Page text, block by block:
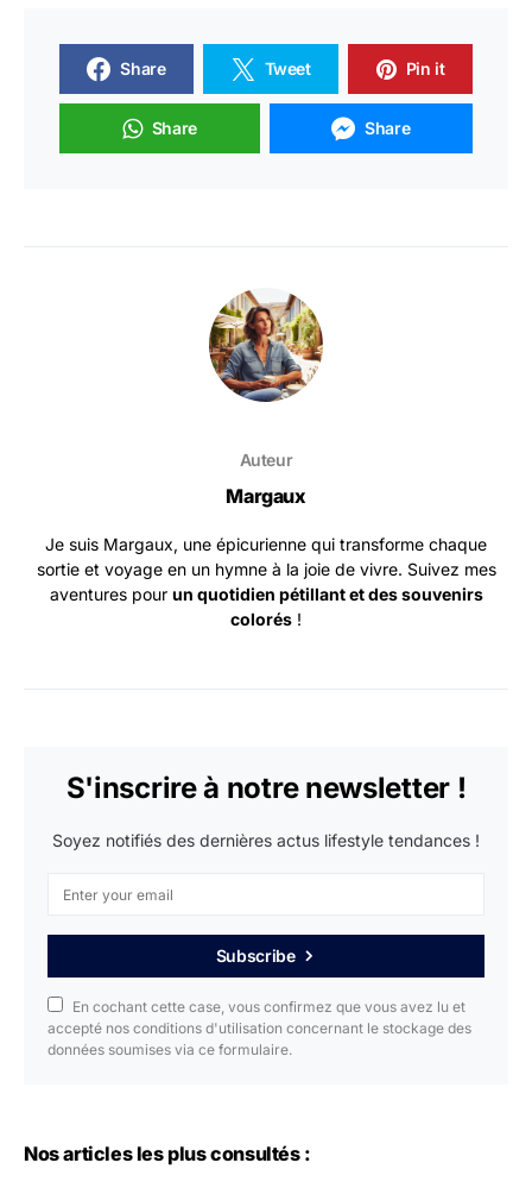
Share Tweet Pin it
Share Share
Auteur
Margaux
Je suis Margaux, une épicurienne qui transforme chaque
sortie et voyage en un hymne à la joie de vivre. Suivez mes
aventures pour un quotidien pétillant et des souvenirs
colorés !
S'inscrire à notre newsletter !
Soyez notifiés des dernières actus lifestyle tendances !
Subscribe
En cochant cette case, vous confirmez que vous avez lu et
accepté nos conditions d'utilisation concernant le stockage des
données soumises via ce formulaire.
Nos articles les plus consultés :